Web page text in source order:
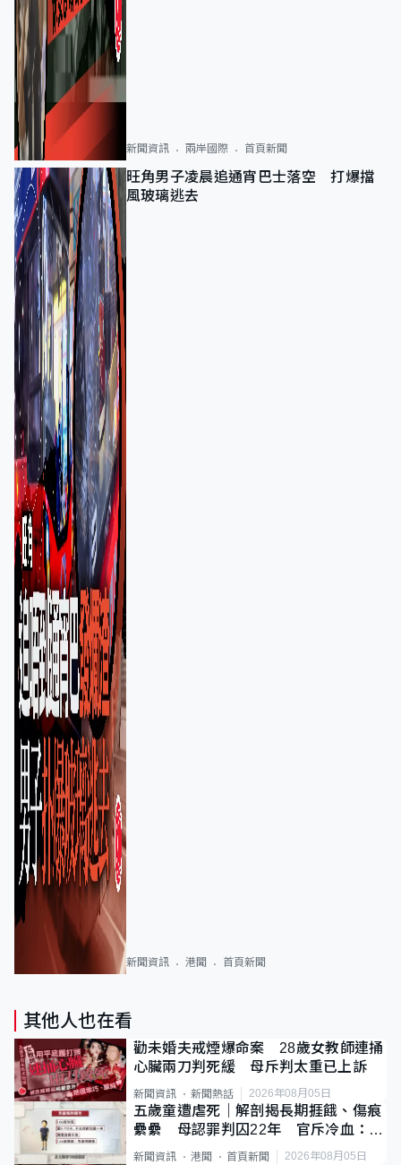
新聞資訊 兩岸國際 首頁新聞
旺角男子凌晨追通宵巴士落空 打爆擋
風玻璃逃去
新聞資訊 港聞 首頁新聞
其他人也在看
勸未婚夫戒煙爆命案 28歲女教師連捅
心臟兩刀判死緩 母斥判太重已上訴
新聞資訊 新聞熱話 2026年08月05日
五歲童遭虐死｜解剖揭長期捱餓、傷痕
纍纍 母認罪判囚22年 官斥冷血：同
類案最惡劣
新聞資訊 港聞 首頁新聞 2026年08月05日